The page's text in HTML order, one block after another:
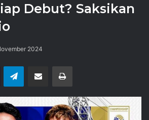
Debut? Saksikan
2024
Telegram Share via Email Print